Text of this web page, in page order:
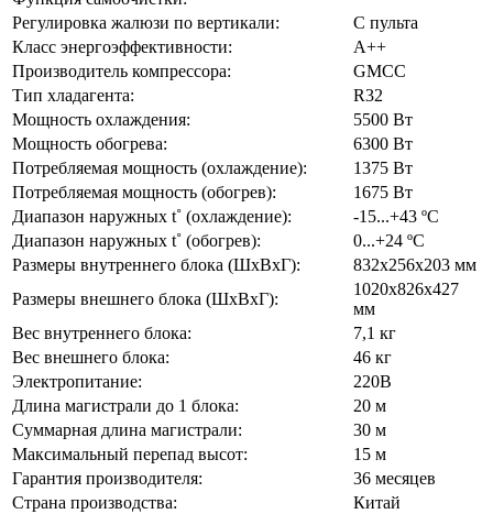
Регулировка жалюзи по вертикали:
С пульта
Класс энергоэффективности:
А++
Производитель компрессора:
GMCC
Тип хладагента:
R32
Мощность охлаждения:
5500 Вт
Мощность обогрева:
6300 Вт
Потребляемая мощность (охлаждение):
1375 Вт
Потребляемая мощность (обогрев):
1675 Вт
Диапазон наружных t˚ (охлаждение):
-15...+43 ºC
Диапазон наружных t˚ (обогрев):
0...+24 ºC
Размеры внутреннего блока (ШхВхГ):
832x256x203 мм
Размеры внешнего блока (ШхВхГ):
1020х826х427
мм
Вес внутреннего блока:
7,1 кг
Вес внешнего блока:
46 кг
Электропитание:
220В
Длина магистрали до 1 блока:
20 м
Суммарная длина магистрали:
30 м
Максимальный перепад высот:
15 м
Гарантия производителя:
36 месяцев
Страна производства:
Китай